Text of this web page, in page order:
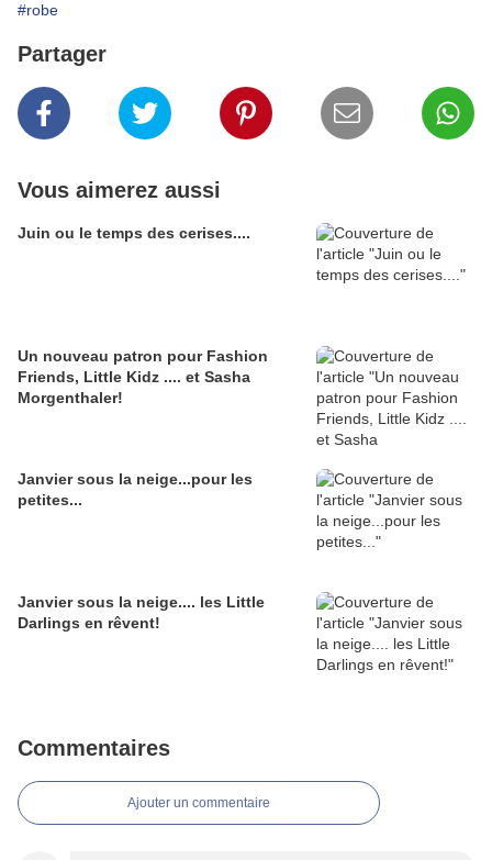
#robe
Partager
Vous aimerez aussi
Juin ou le temps des cerises....
Un nouveau patron pour Fashion
Friends, Little Kidz .... et Sasha
Morgenthaler!
Janvier sous la neige...pour les
petites...
Janvier sous la neige.... les Little
Darlings en rêvent!
Commentaires
Ajouter un commentaire